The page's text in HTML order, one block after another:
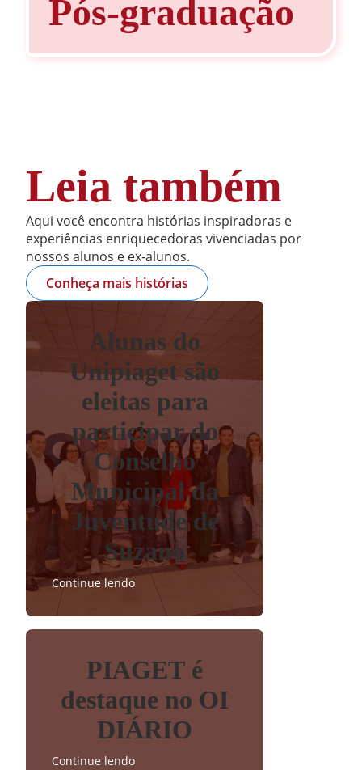
Pós-graduação
Leia também
Aqui você encontra histórias inspiradoras e
experiências enriquecedoras vivenciadas por
nossos alunos e ex-alunos.
Conheça mais histórias
Alunas do
Unipiaget são
eleitas para
participar do
Conselho
Municipal da
Juventude de
Suzano
Continue lendo
PIAGET é
destaque no OI
DIÁRIO
Continue lendo